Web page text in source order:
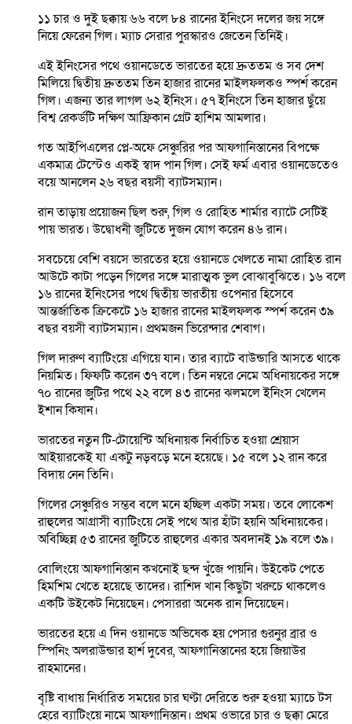
১১ চার ও দুই ছক্কায় ৬৬ বলে ৮৪ রানের ইনিংসে দলের জয় সঙ্গে
নিয়ে ফেরেন গিল। ম্যাচ সেরার পুরস্কারও জেতেন তিনিই।
এই ইনিংসের পথে ওয়ানডেতে ভারতের হয়ে দ্রুততম ও সব দেশ
মিলিয়ে দ্বিতীয় দ্রুততম তিন হাজার রানের মাইলফলকও স্পর্শ করেন
গিল। এজন্য তার লাগল ৬২ ইনিংস। ৫৭ ইনিংসে তিন হাজার ছুঁয়ে
বিশ্ব রেকর্ডটি দক্ষিণ আফ্রিকান গ্রেট হাশিম আমলার।
গত আইপিএলের প্লে-অফে সেঞ্চুরির পর আফগানিস্তানের বিপক্ষে
একমাত্র টেস্টেও একই স্বাদ পান গিল। সেই ফর্ম এবার ওয়ানডেতেও
বয়ে আনলেন ২৬ বছর বয়সী ব্যাটসম্যান।
রান তাড়ায় প্রয়োজন ছিল শুরু, গিল ও রোহিত শার্মার ব্যাটে সেটিই
পায় ভারত। উদ্বোধনী জুটিতে দুজন যোগ করেন ৪৬ রান।
সবচেয়ে বেশি বয়সে ভারতের হয়ে ওয়ানডে খেলতে নামা রোহিত রান
আউটে কাটা পড়েন গিলের সঙ্গে মারাত্মক ভুল বোঝাবুঝিতে। ১৬ বলে
১৬ রানের ইনিংসের পথে দ্বিতীয় ভারতীয় ওপেনার হিসেবে
আন্তর্জাতিক ক্রিকেটে ১৬ হাজার রানের মাইলফলক স্পর্শ করেন ৩৯
বছর বয়সী ব্যাটসম্যান। প্রথমজন ভিরেন্দার শেবাগ।
গিল দারুণ ব্যাটিংয়ে এগিয়ে যান। তার ব্যাটে বাউন্ডারি আসতে থাকে
নিয়মিত। ফিফটি করেন ৩৭ বলে। তিন নম্বরে নেমে অধিনায়কের সঙ্গে
৭০ রানের জুটির পথে ২২ বলে ৪৩ রানের ঝলমলে ইনিংস খেলেন
ইশান কিষান।
ভারতের নতুন টি-টোয়েন্টি অধিনায়ক নির্বাচিত হওয়া শ্রেয়াস
আইয়ারকেই যা একটু নড়বড়ে মনে হয়েছে। ১৫ বলে ১২ রান করে
বিদায় নেন তিনি।
গিলের সেঞ্চুরিও সম্ভব বলে মনে হচ্ছিল একটা সময়। তবে লোকেশ
রাহুলের আগ্রাসী ব্যাটিংয়ে সেই পথে আর হাঁটা হয়নি অধিনায়কের।
অবিচ্ছিন্ন ৫৩ রানের জুটিতে রাহুলের একার অবদানই ১৯ বলে ৩৯।
বোলিংয়ে আফগানিস্তান কখনোই ছন্দ খুঁজে পায়নি। উইকেট পেতে
হিমশিম খেতে হয়েছে তাদের। রাশিদ খান কিছুটা খরুচে থাকলেও
একটি উইকেট নিয়েছেন। পেসাররা অনেক রান দিয়েছেন।
ভারতের হয়ে এ দিন ওয়ানডে অভিষেক হয় পেসার গুরনুর ব্রার ও
স্পিনিং অলরাউন্ডার হার্শ দুবের, আফগানিস্তানের হয়ে জিয়াউর
রাহমানের।
বৃষ্টি বাধায় নির্ধারিত সময়ের চার ঘণ্টা দেরিতে শুরু হওয়া ম্যাচে টস
হেরে ব্যাটিংয়ে নামে আফগানিস্তান। প্রথম ওভারে চার ও ছক্কা মেরে